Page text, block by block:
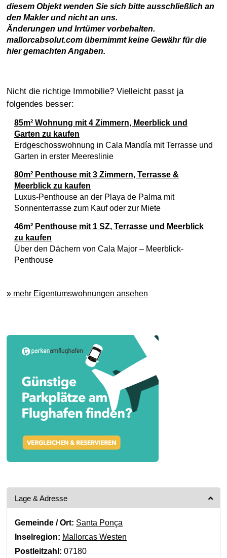
diesem Objekt wenden Sie sich bitte ausschließlich an
den Makler und nicht an uns.
Änderungen und Irrtümer vorbehalten.
mallorcabsolut.com übernimmt keine Gewähr für die
hier gemachten Angaben.
Nicht die richtige Immobilie? Vielleicht passt ja
folgendes besser:
85m² Wohnung mit 4 Zimmern, Meerblick und
Garten zu kaufen
Erdgeschosswohnung in Cala Mandía mit Terrasse und
Garten in erster Meereslinie
80m² Penthouse mit 3 Zimmern, Terrasse &
Meerblick zu kaufen
Luxus-Penthouse an der Playa de Palma mit
Sonnenterrasse zum Kauf oder zur Miete
46m² Penthouse mit 1 SZ, Terrasse und Meerblick
zu kaufen
Über den Dächern von Cala Major – Meerblick-
Penthouse
» mehr Eigentumswohnungen ansehen
Lage & Adresse
Gemeinde / Ort: Santa Ponça
Inselregion: Mallorcas Westen
Postleitzahl: 07180